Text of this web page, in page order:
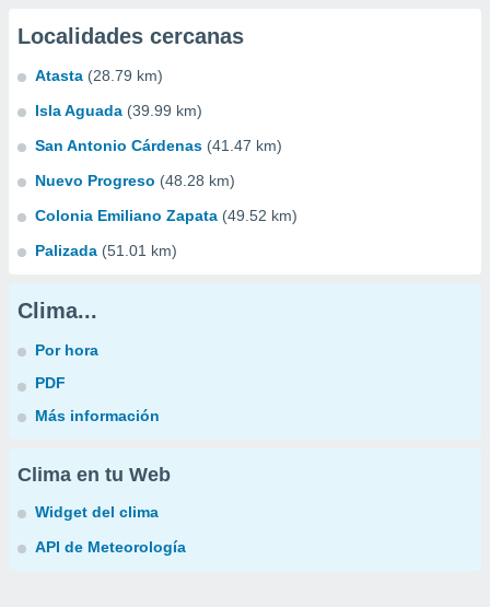
Localidades cercanas
Atasta (28.79 km)
Isla Aguada (39.99 km)
San Antonio Cárdenas (41.47 km)
Nuevo Progreso (48.28 km)
Colonia Emiliano Zapata (49.52 km)
Palizada (51.01 km)
Clima...
Por hora
PDF
Más información
Clima en tu Web
Widget del clima
API de Meteorología